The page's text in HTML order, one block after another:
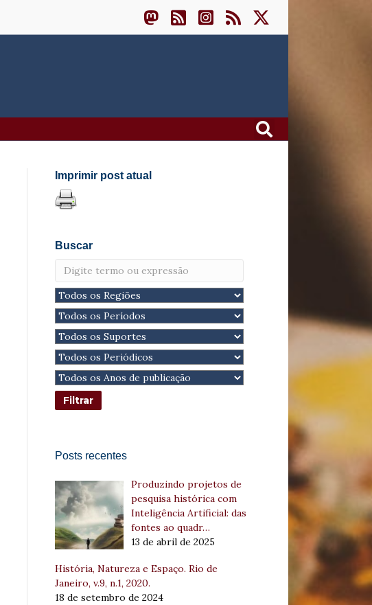
Imprimir post atual
Buscar
Posts recentes
Produzindo projetos de
pesquisa histórica com
Inteligência Artificial: das
fontes ao quadr…
13 de abril de 2025
História, Natureza e Espaço. Rio de
Janeiro, v.9, n.1, 2020.
18 de setembro de 2024